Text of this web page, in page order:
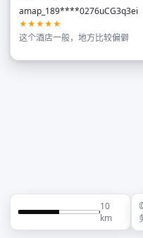
amap_189****0276uCG3q3ei
★★★★★
这个酒店一般，地方比较偏僻
10
km